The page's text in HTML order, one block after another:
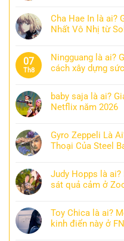
Cha Hae In là ai?
Nhất Vô Nhị từ
07
Th8
Ningguang là ai?
cách xây dựng
baby saja là ai?
Netflix năm 2026
Gyro Zeppeli Là
Thoại Của Steel
Judy Hopps là
sát quả cảm ở
Toy Chica là ai?
kinh điển này ở